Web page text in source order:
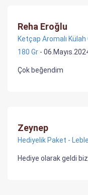
Reha Eroğlu
Ketçap Aromalı Külah
180 Gr -
Çok beğendim
Zeynep
Hediyelik Paket -
Hediye olarak geldi